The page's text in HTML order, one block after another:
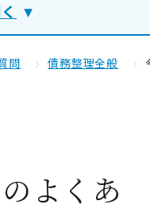
問 債務整理全般
よくあ